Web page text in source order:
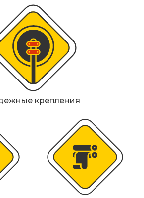
дорожные зеркала
светофоры T7
строительные
дорожной разметки
газопроводов
крепления